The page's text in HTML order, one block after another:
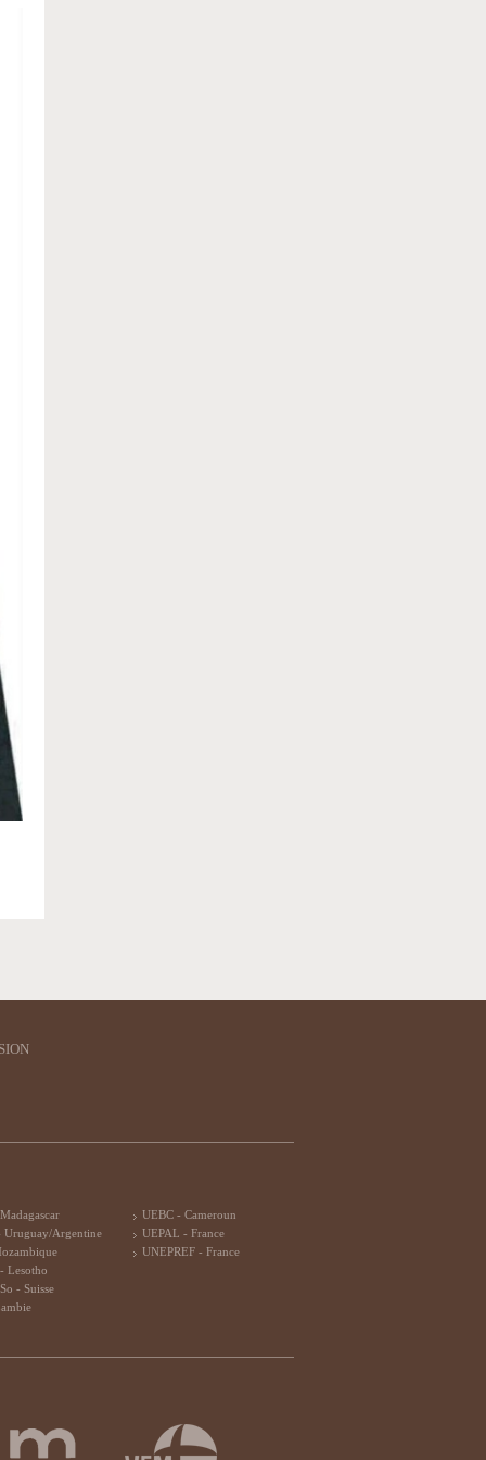
Uruguay/Argentine
Lesotho
- Suisse
UEBC - Cameroun
UEPAL - France
UNEPREF - France